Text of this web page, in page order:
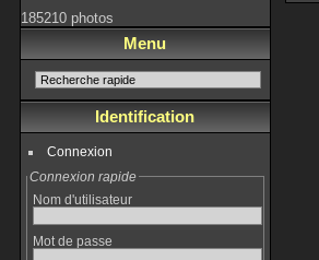
185210 photos
Menu
Identification
Connexion
Connexion rapide
Nom d'utilisateur
Mot de passe